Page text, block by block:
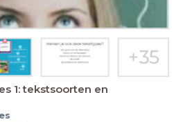
1: tekstsoorten en